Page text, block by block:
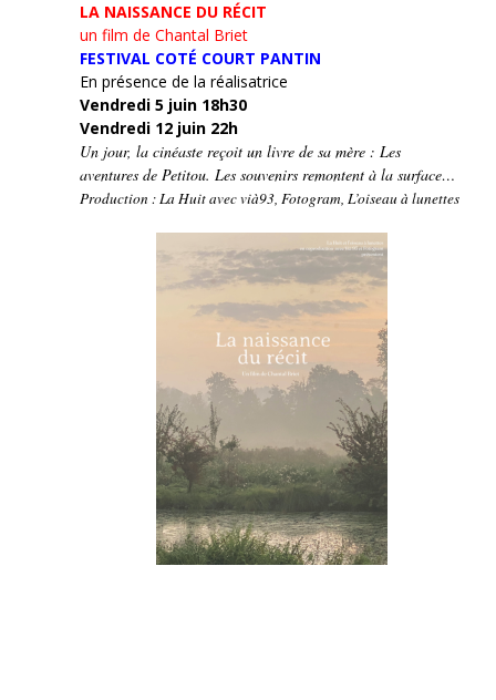
LA NAISSANCE DU RÉCIT
un film de Chantal Briet
FESTIVAL COTÉ COURT PANTIN
En présence de la réalisatrice
Vendredi 5 juin 18h30
Vendredi 12 juin 22h
Un jour, la cinéaste reçoit un livre de sa mère : Les
aventures de Petitou. Les souvenirs remontent à la surface…
Production : La Huit avec vià93, Fotogram, L’oiseau à lunettes